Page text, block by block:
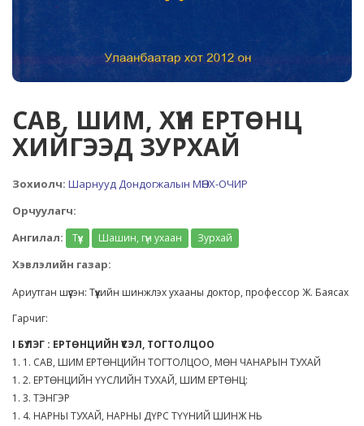
САВ, ШИМ, ХҮН ЕРТӨНЦ
ХИЙГЭЭД ЗУРХАЙ
Зохиолч: Шарнууд Дондогжалын МӨНХ-ОЧИР
Орчуулагч:
Ангилал:
Түүх Шашин, гүн ухаан Зурхай
Хэвлэлийн газар:
Ариутган шүүсэн: Түүхийн шинжлэх ухааны доктор, профессор Ж. Баясах
Гарчиг:
I БҮЛЭГ : ЕРТӨНЦИЙН ҮҮСЭЛ, ТОГТОЛЦОО
1. 1. САВ, ШИМ ЕРТӨНЦИЙН ТОГТОЛЦОО, МӨН ЧАНАРЫН ТУХАЙ
1. 2. ЕРТӨНЦИЙН ҮҮСЛИЙН ТУХАЙ, ШИМ ЕРТӨНЦ:
1. 3. ТЭНГЭР
1. 4. НАРНЫ ТУХАЙ, НАРНЫ ДҮРС ТҮҮНИЙ ШИНЖ НЬ